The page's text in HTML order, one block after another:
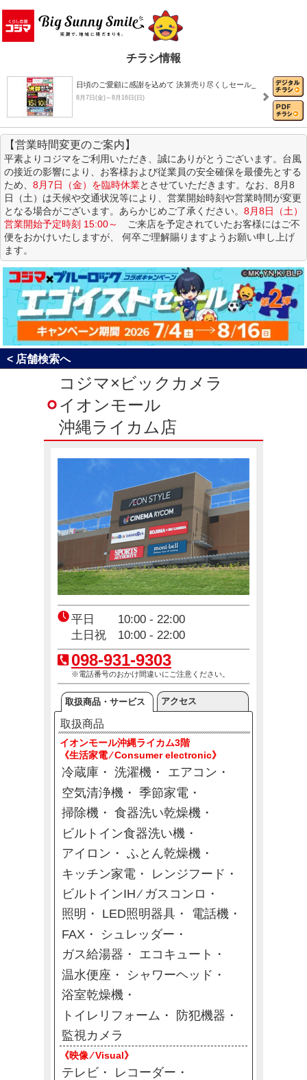
チラシ情報
日頃のご愛顧に感謝を込めて 決算売り尽くしセール_
8月7日(金)～8月16日(日)
8月おすすめチラシ
8月1日(土)～8月31日(月)
決算売り尽くしセール！
8月1日(土)～8月31日(月)
コジマ×ブルーロック コラボキャンペーン「エゴイ…
7月4日(土)～8月16日(日)
コジ坊＆マコちゃんのLINEスタンプ好評販売中！
4月24日(金)～10月31日(土)
エアコン2027年問題！
12月23日(火)～12月31日(木)
【営業時間変更のご案内】
平素よりコジマをご利用いただき、誠にありがとうございます。台風
の接近の影響により、お客様および従業員の安全確保を最優先とする
ため、 8月7日（金）を臨時休業とさせていただきます。なお、8月8
日（土）は天候や交通状況等により、営業開始時刻や営業時間が変更
となる場合がございます。あらかじめご了承ください。 8月8日（土）
営業開始予定時刻 15:00～
ご来店を予定されていたお客様にはご不
便をおかけいたしますが、 何卒ご理解賜りますようお願い申し上げ
ます。
< 店舗検索へ
コジマ×ビックカメラ
イオンモール
沖縄ライカム店
平日 10:00 - 22:00
土日祝 10:00 - 22:00
098-931-9303
※電話番号のおかけ間違いにご注意ください。
取扱商品・サービス アクセス
取扱商品
イオンモール沖縄ライカム3階
《生活家電 ⁄ Consumer electronic》
冷蔵庫 洗濯機
エアコン
空気清浄機
季節家電
掃除機
食器洗い乾燥機
ビルトイン食器洗い機
アイロン
ふとん乾燥機
キッチン家電
レンジフード
ビルトインIH ⁄ ガスコンロ
照明
LED照明器具
電話機
FAX
シュレッダー
ガス給湯器
エコキュート
温水便座
シャワーヘッド
浴室乾燥機
トイレリフォーム
防犯機器
監視カメラ
《映像 ⁄ Visual》
テレビ
レコーダー